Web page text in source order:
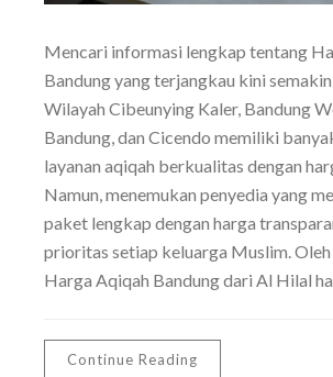
Mencari informasi lengkap tentang
Bandung yang terjangkau kini semakin
Wilayah Cibeunying Kaler, Bandung
Bandung, dan Cicendo memiliki
layanan aqiqah berkualitas dengan
Namun, menemukan penyedia yang
paket lengkap dengan harga
prioritas setiap keluarga Muslim. Oleh
Harga Aqiqah Bandung dari Al Hilal
Continue Reading